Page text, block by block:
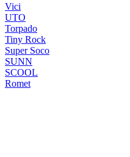
Vici
UTO
Torpado
Tiny Rock
Super Soco
SUNN
SCOOL
Romet